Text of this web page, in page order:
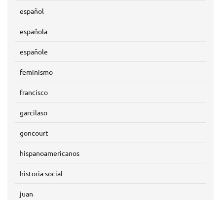
español
española
españole
feminismo
francisco
garcilaso
goncourt
hispanoamericanos
historia social
juan